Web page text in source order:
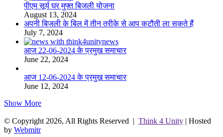
पीएम सूर्य घर मुफ्त बिजली योजना
August 13, 2024
अपनी बिजली के बिल में तीन तरीके से आप कटौती ला सकते हैं
July 7, 2024
आज 22-06-2024 के प्रमुख समाचार
June 22, 2024
आज 12-06-2024 के प्रमुख समाचार
June 12, 2024
Show More
© Copyright 2026, All Rights Reserved | Think 4 Unity | Hosted
by Webmitr